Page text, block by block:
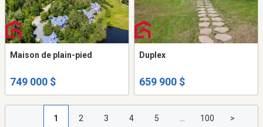
Maison de plain-pied
749 000 $
Duplex
659 900 $
1 2 3 4 5 100 >